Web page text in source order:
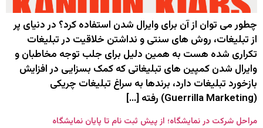
چطور می ‌توان از آن برای وایرال شدن استفاده کرد؟ در دنیای پر
از تبلیغات، روش های سنتی و نداشتن خلاقیت در تبلیغات
تکراری شده هست به همین دلیل برای جلب توجه مخاطبان و
وایرال شدن کمپین های تبلیغاتی که کمک بسزایی در افزایش
بازخورد تبلیغات دارد، برندها به سراغ تبلیغات چریکی
(Guerrilla Marketing) رفته‌ […]
مراحل شرکت در نمایشگاه؛ از پیش‌ ثبت‌ نام تا پایان نمایشگاه